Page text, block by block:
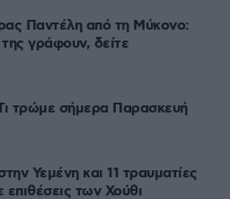
Παντέλη από τη Μύκονο:
γράφουν, δείτε
τρώμε σήμερα Παρασκευή
Υεμένη και 11 τραυματίες
των Χούθι